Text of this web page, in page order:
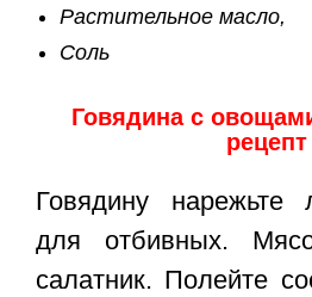
Растительное масло,
Соль
Говядина с
рецепт
Говядину нарежьте
для отбивных.
салатник. Полейте